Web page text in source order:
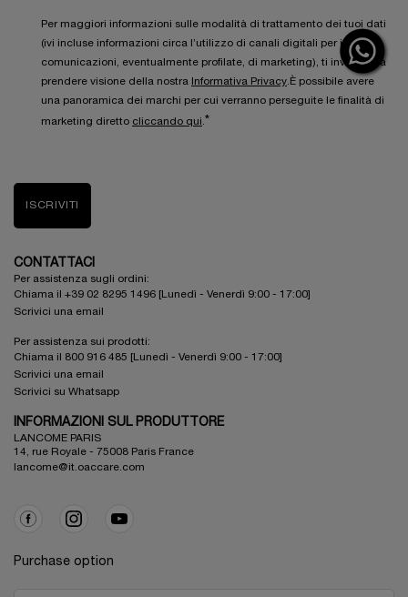
Per maggiori informazioni sulle modalità di trattamento dei tuoi dati
(ivi incluse informazioni circa l’utilizzo di canali digitali per inviarti
comunicazioni, eventualmente profilate, di marketing), ti invitiamo a
prendere visione della nostra
Informativa Privacy .È possibile avere
una panoramica dei marchi per cui verranno perseguite le finalità di
marketing diretto cliccando qui *
ISCRIVITI
CONTATTACI
Per assistenza sugli ordini:
Chiama il +39 02 8295 1496 [Lunedì - Venerdì 9:00 - 17:00]
Scrivici una email
Per assistenza sui prodotti:
Chiama il 800 916 485 [Lunedì - Venerdì 9:00 - 17:00]
Scrivici una email
Scrivici su Whatsapp
INFORMAZIONI SUL PRODUTTORE
LANCOME PARIS
14, rue Royale - 75008 Paris France
lancome@it.oaccare.com
Purchase option